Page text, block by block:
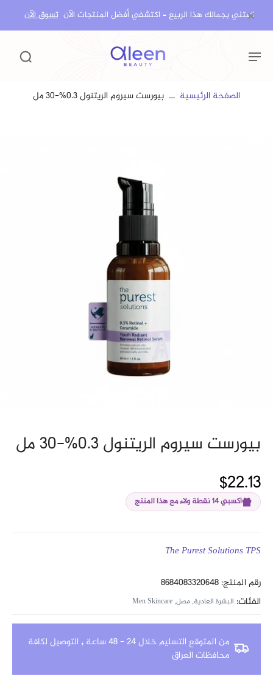
اعتني بجمالك هذا الربيع – اكتشفي أفضل المنتجات الآن! تسوق الآن
الصفحة الرئيسية بيورست سيروم الريتنول 0.3%-30 مل
بيورست سيروم الريتنول 0.3%-30 مل
$22.13
اكسبي 14 نقطة ولاء مع هذا المنتج
The Purest Solutions TPS
رقم المنتج: 8684083320648
الفئات: البشرة العادية,مصل,Men Skincare
من المتوقع التسليم خلال 24 - 48 ساعة , التوصيل لكافة
محافظات العراق
×